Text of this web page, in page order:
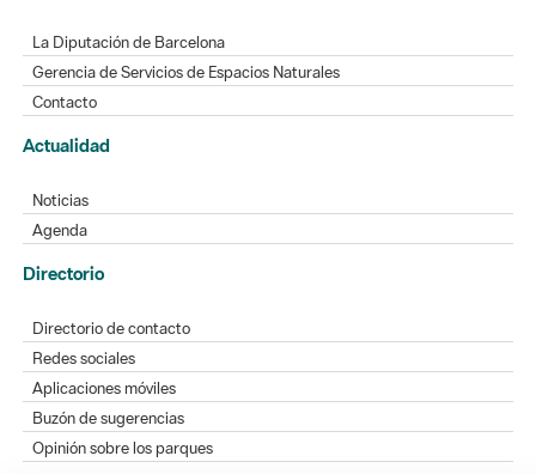
La Diputación de Barcelona
Gerencia de Servicios de Espacios Naturales
Contacto
Actualidad
Noticias
Agenda
Directorio
Directorio de contacto
Redes sociales
Aplicaciones móviles
Buzón de sugerencias
Opinión sobre los parques